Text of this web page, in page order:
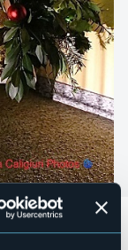
alle ore 17.00